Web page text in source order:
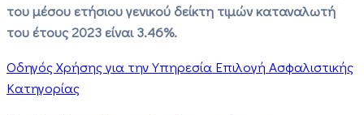
του μέσου ετήσιου γενικού δείκτη τιμών καταναλωτή
του έτους 2023 είναι 3.46%.
Οδηγός Χρήσης για την Υπηρεσία Επιλογή Ασφαλιστικής
Κατηγορίας